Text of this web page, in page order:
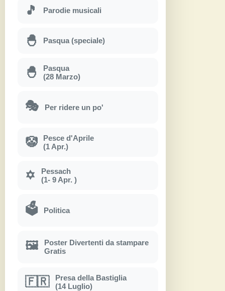
🎵 Parodie musicali
🐣 Pasqua (speciale)
🐣
Pasqua
(28 Marzo)
🎭 Per ridere un po'
🤡
Pesce d'Aprile
(1 Apr.)
✡
Pessach
(1- 9 Apr. )
🗳 Politica
🖼
Poster Divertenti da stampare
Gratis
🇫🇷
Presa della Bastiglia
(14 Luglio)